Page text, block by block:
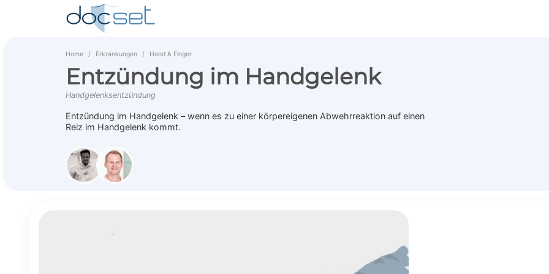
Home Erkrankungen Hand & Finger
Entzündung im Handgelenk
Handgelenksentzündung
Entzündung im Handgelenk – wenn es zu einer körpereigenen Abwehrreaktion auf einen
Reiz im Handgelenk kommt.